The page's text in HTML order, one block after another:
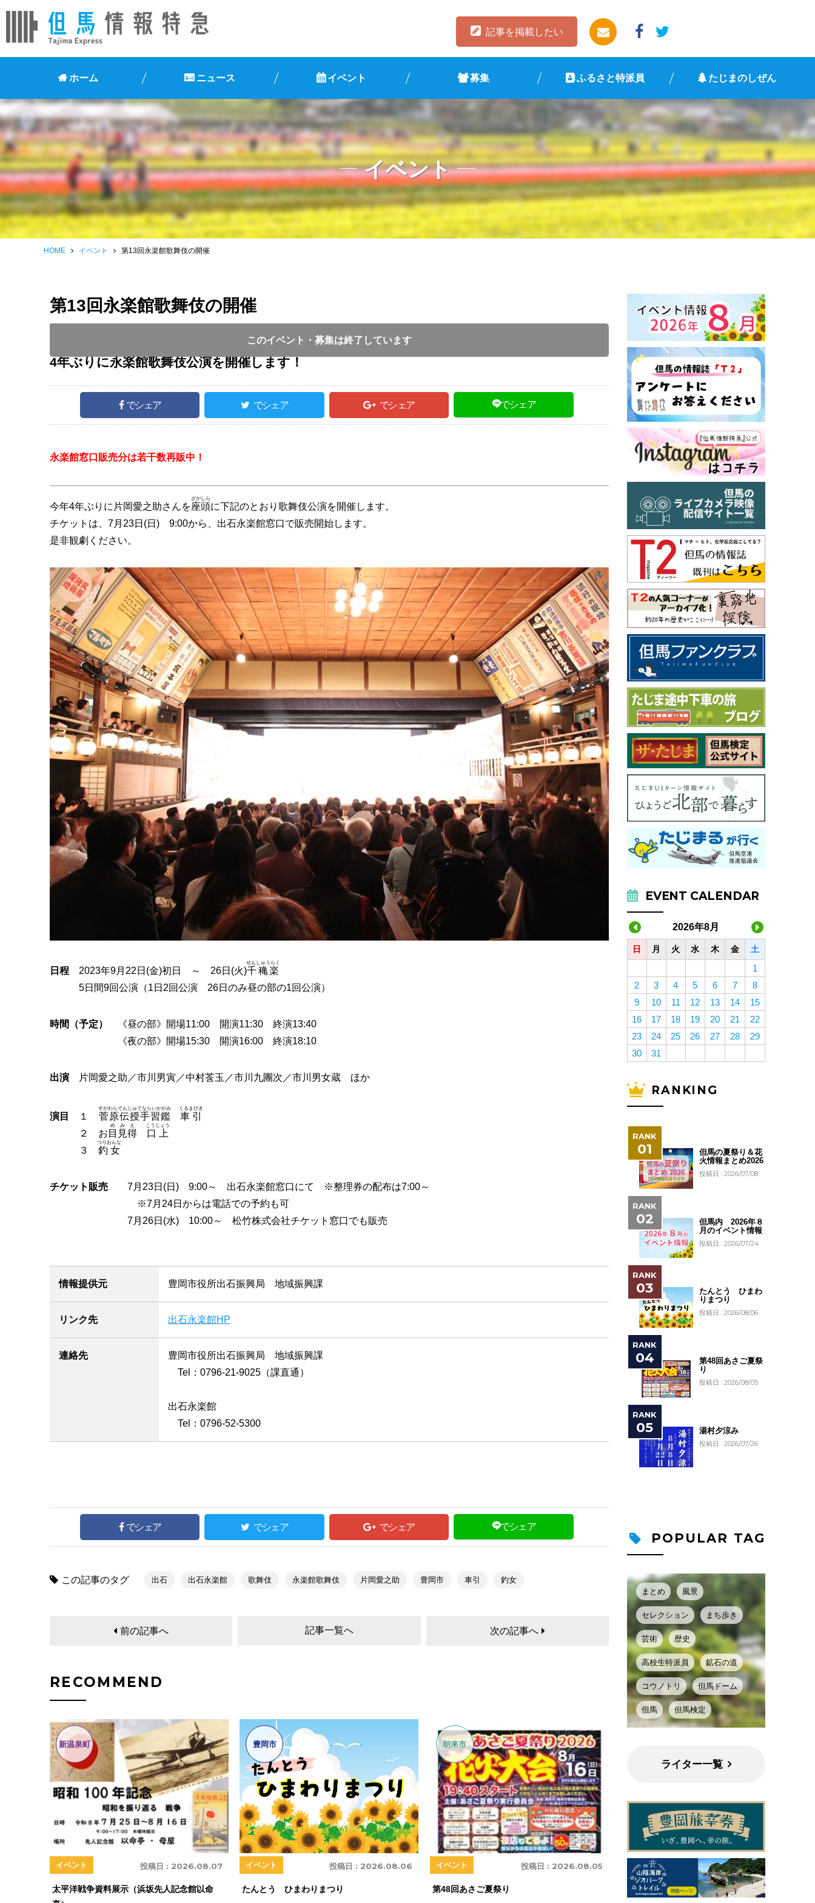
記事を掲載したい
ホーム ニュース イベント 募集 ふるさと特派員 たじまのしぜん
イベント
HOME イベント 第13回永楽館歌舞伎の開催
第13回永楽館歌舞伎の開催
このイベント・募集は終了しています
4年ぶりに永楽館歌舞伎公演を開催します！
でシェア でシェア でシェア でシェア
永楽館窓口販売分は若干数再販中！
今年4年ぶりに片岡愛之助さんを座頭
ざがしら
に下記のとおり歌舞伎公演を開催します。
チケットは、7月23日(日) 9:00から、出石永楽館窓口で販売開始します。
是非観劇ください。
日程 2023年9月22日(金)初日 ～ 26日(火)千穐楽
せんしゅうらく
5日間9回公演（1日2回公演 26日のみ昼の部の1回公演）
時間（予定）
《昼の部》開場11:00 開演11:30 終演13:40
《夜の部》開場15:30 開演16:00 終演18:10
出演 片岡愛之助／市川男寅／中村莟玉／市川九團次／市川男女蔵 ほか
演目 １ 菅原伝授手習鑑
すがわらでんじゅてならいかがみ
車引
くるまびき
２ お 目見得
めみえ
口上
こうじょう
３ 釣女
つりおんな
チケット販売 7月23日(日) 9:00～ 出石永楽館窓口にて ※整理券の配布は7:00～
※7月24日からは電話での予約も可
7月26日(水) 10:00～ 松竹株式会社チケット窓口でも販売
情報提供元 豊岡市役所出石振興局 地域振興課
リンク先 出石永楽館HP
連絡先
豊岡市役所出石振興局 地域振興課
Tel：0796-21-9025（課直通）
出石永楽館
Tel：0796-52-5300
でシェア でシェア でシェア でシェア
この記事のタグ 出石 出石永楽館 歌舞伎 永楽館歌舞伎 片岡愛之助 豊岡市 車引 釣女
前の記事へ 記事一覧へ 次の記事へ
RECOMMEND
新温泉町
投稿日 : 2026.08.07
イベント
太平洋戦争資料展示（浜坂先人記念館以命
豊岡市
投稿日 : 2026.08.06
イベント
たんとう ひまわりまつり
朝来市
投稿日 : 2026.08.05
イベント
第48回あさご夏祭り
EVENT CALENDAR
2026年8月
日 月 火 水 木 金 土
1
2
3 4 5 6 7
8
9
10 11 12 13 14
15
16
17 18 19 20 21
22
23
24 25 26 27 28
29
30
31
RANKING
但馬の夏祭り＆花
火情報まとめ2026
投稿日 : 2026/07/08
但馬内 2026年８
月のイベント情報
投稿日 : 2026/07/24
たんとう ひまわ
りまつり
投稿日 : 2026/08/06
第48回あさご夏祭
り
投稿日 : 2026/08/05
湯村夕涼み
投稿日 : 2026/07/26
POPULAR TAG
まとめ 風景
セレクション まち歩き
芸術 歴史
高校生特派員 鉱石の道
コウノトリ 但馬ドーム
但馬 但馬検定
ライター一覧